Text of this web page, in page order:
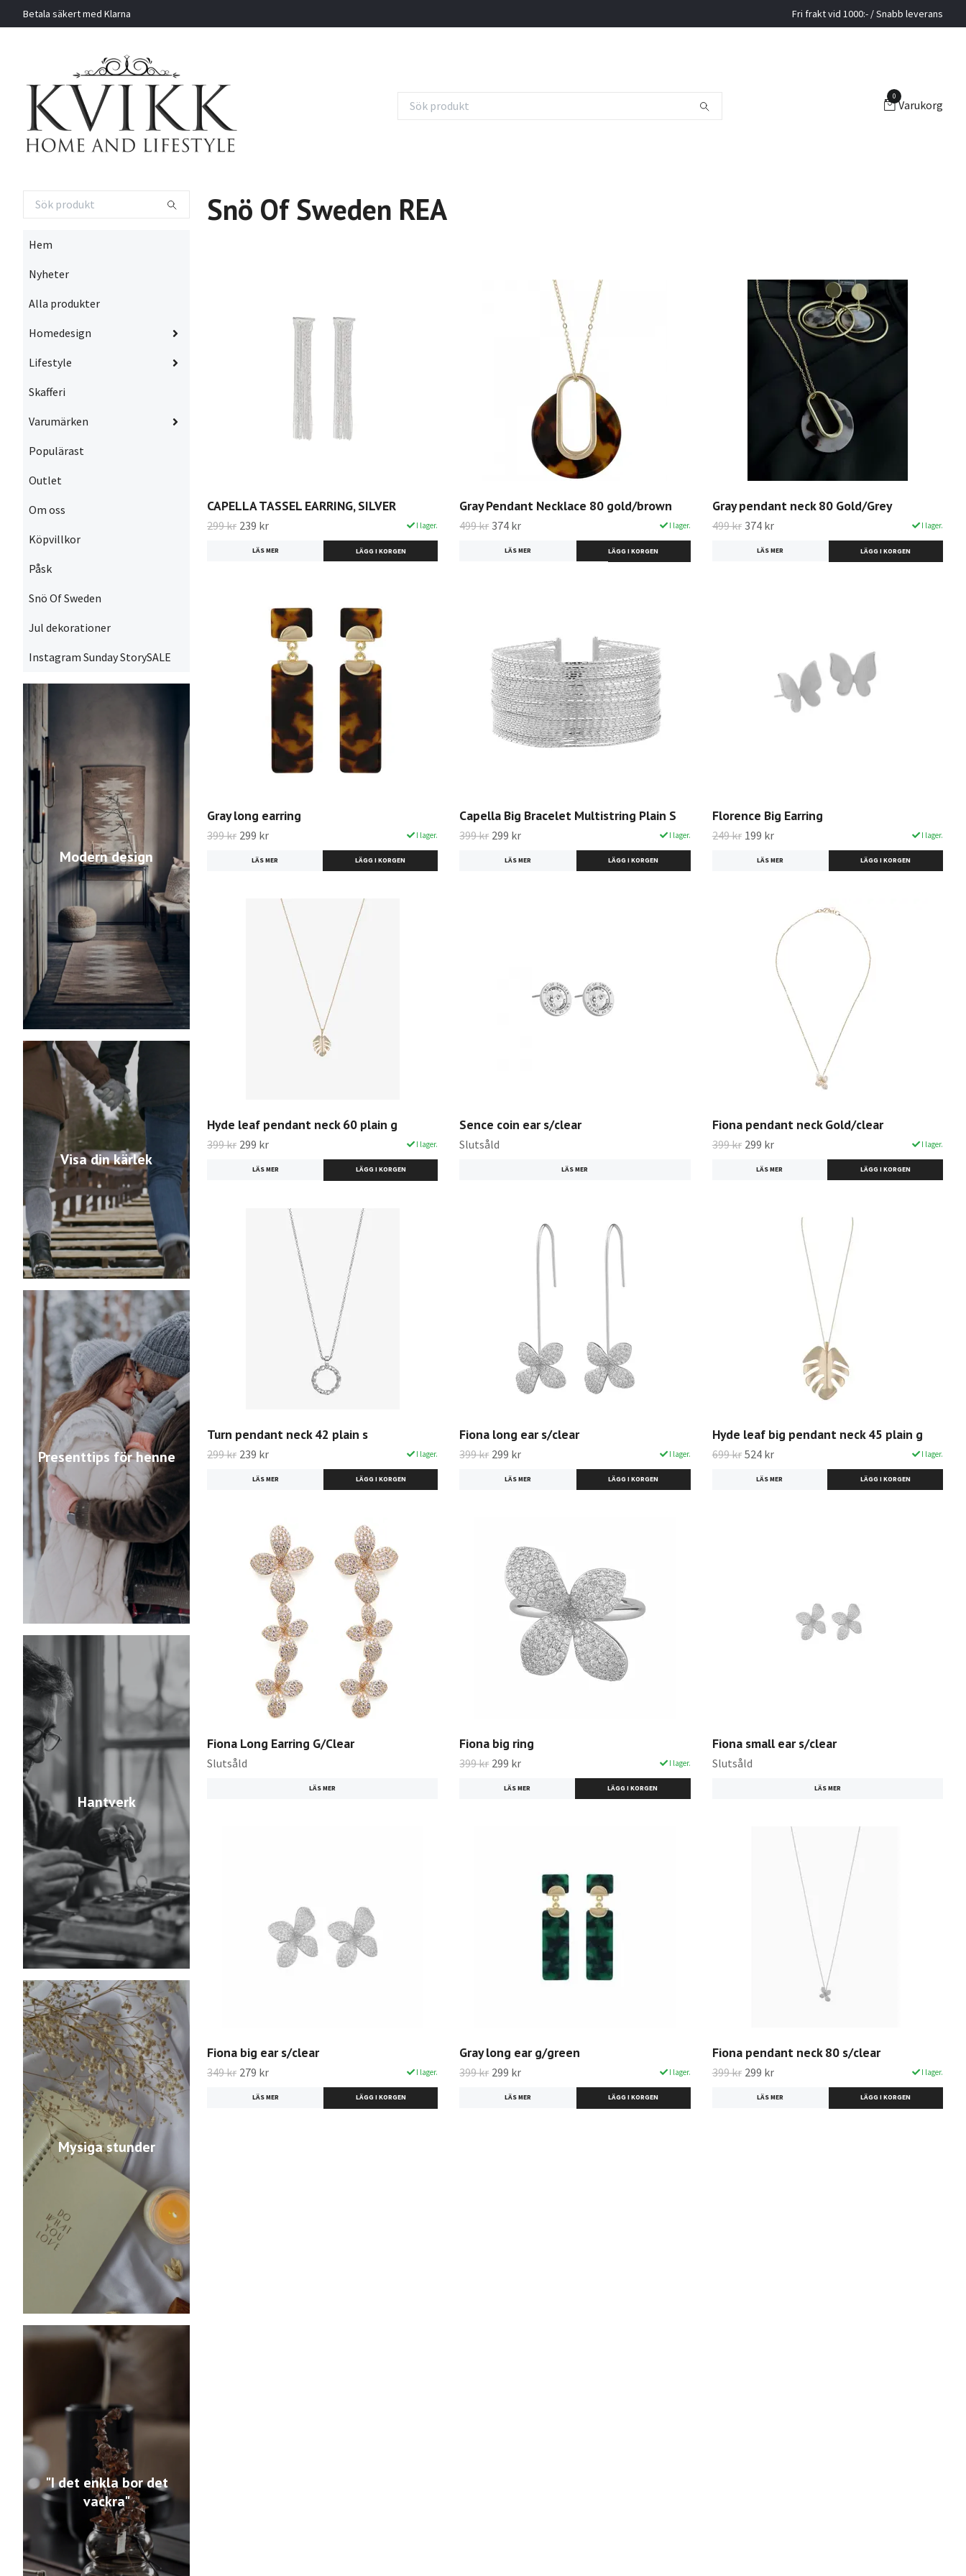
Betala säkert med Klarna Fri frakt vid 1000:- / Snabb leverans
0
Varukorg
Hem
Nyheter
Alla produkter
Homedesign
Lifestyle
Skafferi
Varumärken
Populärast
Outlet
Om oss
Köpvillkor
Påsk
Snö Of Sweden
Jul dekorationer
Instagram Sunday StorySALE
Modern design
Visa din kärlek
Presenttips för henne
Hantverk
Mysiga stunder
"I det enkla bor det
vackra"
Snö Of Sweden REA
CAPELLA TASSEL EARRING, SILVER
299 kr 239 kr I lager.
LÄS MER
Gray Pendant Necklace 80 gold/brown
499 kr 374 kr I lager.
LÄS MER
Gray pendant neck 80 Gold/Grey
499 kr 374 kr I lager.
LÄS MER
Gray long earring
399 kr 299 kr I lager.
LÄS MER LÄGG I KORGEN
Capella Big Bracelet Multistring Plain S
399 kr 299 kr I lager.
LÄS MER
Florence Big Earring
249 kr 199 kr I lager.
LÄS MER
Hyde leaf pendant neck 60 plain g
399 kr 299 kr I lager.
LÄS MER
Sence coin ear s/clear
Slutsåld
LÄS MER
Fiona pendant neck Gold/clear
399 kr 299 kr I lager.
LÄS MER LÄGG I KORGEN
Turn pendant neck 42 plain s
299 kr 239 kr I lager.
LÄS MER
Fiona long ear s/clear
399 kr 299 kr I lager.
LÄS MER
Hyde leaf big pendant neck 45 plain g
699 kr 524 kr I lager.
LÄS MER LÄGG I KORGEN
Fiona Long Earring G/Clear
Slutsåld
LÄS MER
Fiona big ring
399 kr 299 kr I lager.
LÄS MER LÄGG I KORGEN
Fiona small ear s/clear
Slutsåld
LÄS MER
Fiona big ear s/clear
349 kr 279 kr I lager.
LÄS MER
Gray long ear g/green
399 kr 299 kr I lager.
LÄS MER
Fiona pendant neck 80 s/clear
399 kr 299 kr I lager.
LÄS MER